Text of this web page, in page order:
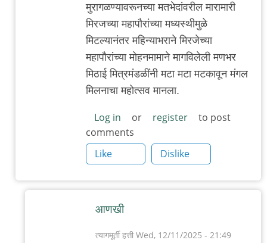
चा
अनुप्रास
त्यागमूर्ती
हत्ती
मुरागळण्यावरूनच्या मतभेदांवरील मारामारी
मिरजच्या महापौरांच्या मध्यस्थीमुळे
मिटल्यानंतर महिन्याभराने मिरजेच्या
महापौरांच्या मोहनमामाने मागविलेली मणभर
मिठाई मित्रमंडळींनी मटा मटा मटकावून मंगल
मिलनाचा महोत्सव मानला.
Log in or register
to post
comments
Like
Dislike
आणखी
त्यागमूर्ती हत्ती Wed, 12/11/2025 - 21:49